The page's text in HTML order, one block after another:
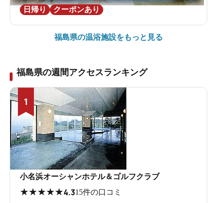
日帰り
クーポンあり
福島県の温浴施設をもっと見る
福島県の週間アクセスランキング
1
小名浜オーシャンホテル＆ゴルフクラブ
★★★★★4.315件の口コミ